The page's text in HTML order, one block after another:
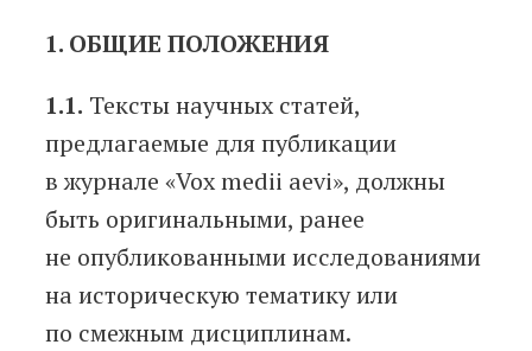
1. ОБЩИЕ ПОЛОЖЕНИЯ
1.1. Тексты научных статей,
предлагаемые для публикации
в журнале «Vox medii aevi», должны
быть оригинальными, ранее
не опубликованными исследованиями
на историческую тематику или
по смежным дисциплинам.